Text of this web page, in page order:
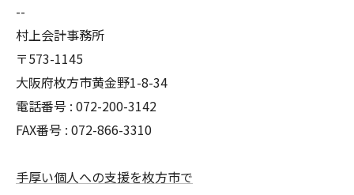
--
村上会計事務所
〒573-1145
大阪府枚方市黄金野1-8-34
電話番号 : 072-200-3142
FAX番号 : 072-866-3310
手厚い個人への支援を枚方市で